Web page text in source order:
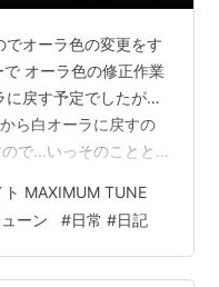
でオーラ色の変更をす
オーラ色の修正作業
に戻す予定でしたが…
ら白オーラに戻すの
で…いっそのことと
MAXIMUM TUNE
ーン #日常 #日記